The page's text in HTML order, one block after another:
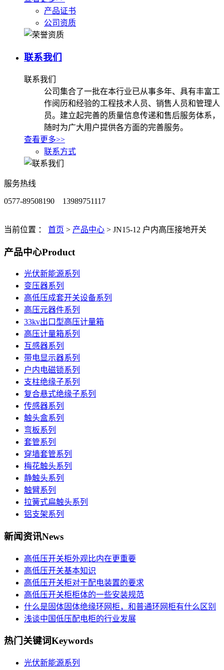
产品证书
公司资质
联系我们
联系我们
公司集合了一批在本行业已从事多年、具有丰富工
作阅历和经验的工程技术人员、销售人员和管理人
员。建立起完善的质量信息传递和售后服务体系，
随时为广大用户提供各方面的完善服务。
查看更多>>
联系方式
服务热线
0577-89508190 13989751117
当前位置 ： 首页 > 产品中心 > JN15-12 户内高压接地开关
产品中心Product
光伏新能源系列
变压器系列
高低压成套开关设备系列
高压元器件系列
33kv出口型高压计量箱
高压计量箱系列
互感器系列
带电显示器系列
户内电磁锁系列
支柱绝缘子系列
复合悬式绝缘子系列
传感器系列
触头盒系列
弯板系列
套管系列
穿墙套管系列
梅花触头系列
静触头系列
触臂系列
拉簧式扁触头系列
铝支架系列
新闻资讯News
高低压开关柜外观比内在更重要
高低压开关基本知识
高低压开关柜对于配电装置的要求
高低压开关柜柜体的一些安装规范
什么是固体固体绝缘环网柜，和普通环网柜有什么区别
浅谈中国低压配电柜的行业发展
热门关键词Keywords
光伏新能源系列